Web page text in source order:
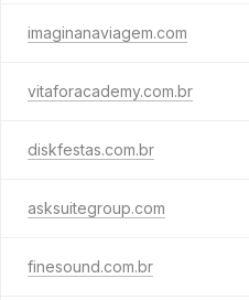
imaginanaviagem.com
vitaforacademy.com.br
diskfestas.com.br
asksuitegroup.com
finesound.com.br